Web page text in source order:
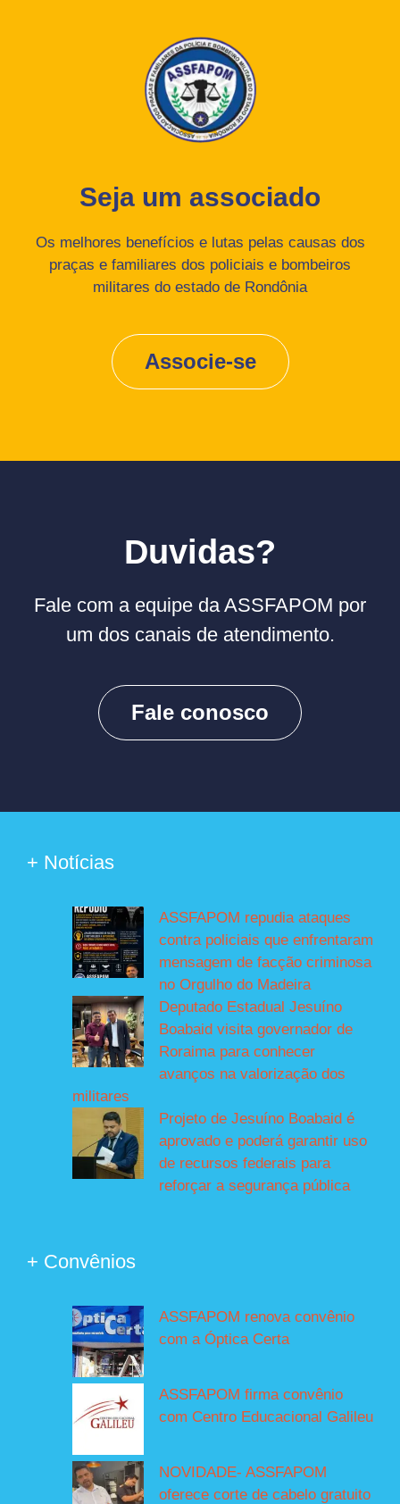
Seja um associado
Os melhores benefícios e lutas pelas causas dos
praças e familiares dos policiais e bombeiros
militares do estado de Rondônia
Associe-se
Duvidas?
Fale com a equipe da ASSFAPOM por
um dos canais de atendimento.
Fale conosco
+ Notícias
ASSFAPOM repudia ataques
contra policiais que enfrentaram
mensagem de facção criminosa
no Orgulho do Madeira
Deputado Estadual Jesuíno
Boabaid visita governador de
Roraima para conhecer
avanços na valorização dos
militares
Projeto de Jesuíno Boabaid é
aprovado e poderá garantir uso
de recursos federais para
reforçar a segurança pública
+ Convênios
ASSFAPOM renova convênio
com a Óptica Certa
ASSFAPOM firma convênio
com Centro Educacional Galileu
NOVIDADE- ASSFAPOM
oferece corte de cabelo gratuito